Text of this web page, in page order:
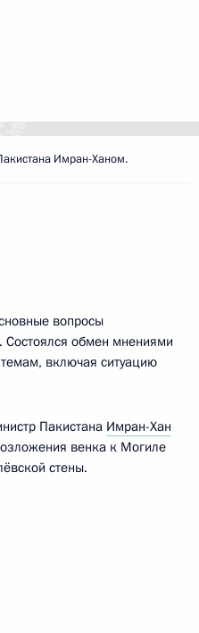
Имран-Ханом.
вопросы
Состоялся обмен мнениями
включая ситуацию
Пакистана Имран-Хан
венка к Могиле
стены.